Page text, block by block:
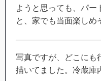
ようと思っても、パー
と、家でも当面楽しめ
写真ですが、どこにも
描いてました。冷蔵庫